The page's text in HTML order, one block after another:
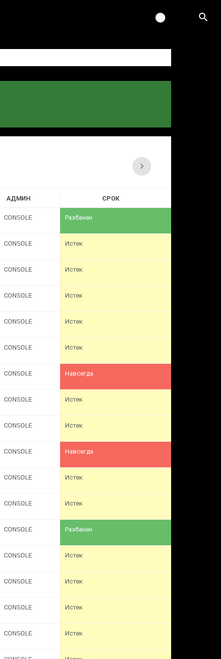
АДМИН СРОК
CONSOLE Разбанен
CONSOLE Истек
CONSOLE Истек
CONSOLE Истек
CONSOLE Истек
CONSOLE Истек
CONSOLE Навсегда
CONSOLE Истек
CONSOLE Истек
CONSOLE Навсегда
CONSOLE Истек
CONSOLE Истек
CONSOLE Разбанен
CONSOLE Истек
CONSOLE Истек
CONSOLE Истек
CONSOLE Истек